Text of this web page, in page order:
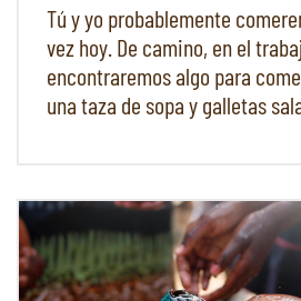
Tú y yo probablemente
vez hoy. De camino, en el
encontraremos algo para
una taza de sopa y galletas